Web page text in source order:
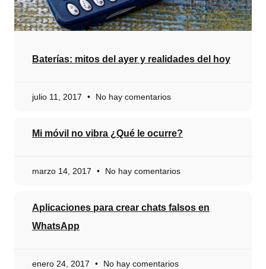
Baterías: mitos del ayer y realidades del hoy
julio 11, 2017 No hay comentarios
Mi móvil no vibra ¿Qué le ocurre?
marzo 14, 2017 No hay comentarios
Aplicaciones para crear chats falsos en
WhatsApp
enero 24, 2017 No hay comentarios